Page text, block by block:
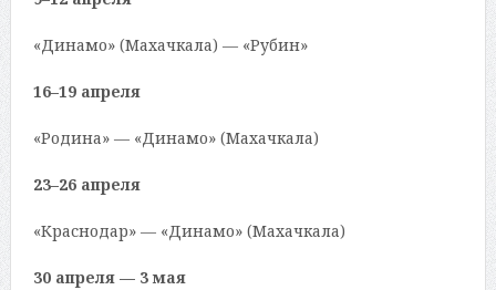
«Динамо» (Махачкала) — «Рубин»
16–19 апреля
«Родина» — «Динамо» (Махачкала)
23–26 апреля
«Краснодар» — «Динамо» (Махачкала)
30 апреля — 3 мая